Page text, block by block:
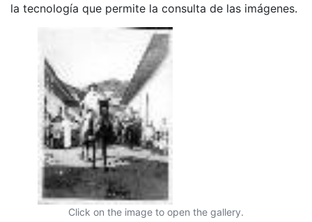
la tecnología que permite la consulta de las imágenes.
Click on the image to open the gallery.